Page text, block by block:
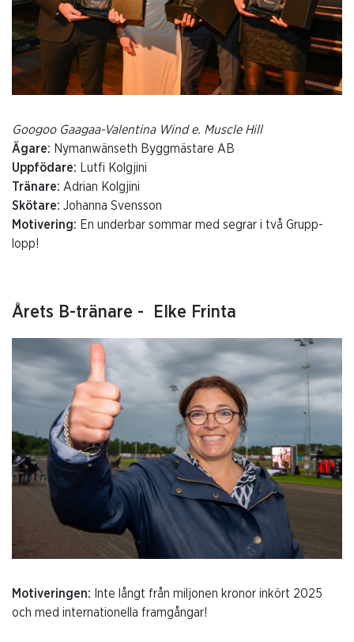
Googoo Gaagaa-Valentina Wind e. Muscle Hill
Ägare: Nymanwänseth Byggmästare AB
Uppfödare:
Lutfi Kolgjini
Tränare: Adrian Kolgjini
Skötare: Johanna Svensson
Motivering: En underbar sommar med segrar i två Grupp-
lopp!
Årets B-tränare - Elke Frinta
Motiveringen: Inte långt från miljonen kronor inkört 2025
och med internationella framgångar!